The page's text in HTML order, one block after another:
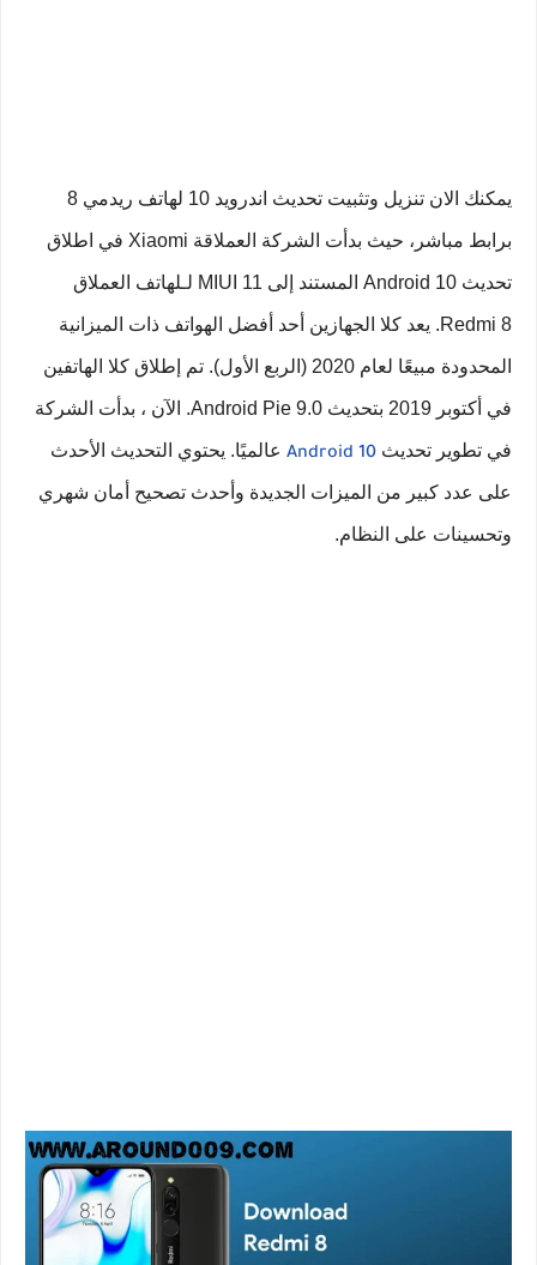
يمكنك الان تنزيل وتثبيت تحديث اندرويد 10 لهاتف ريدمي 8
برابط مباشر، حيث بدأت الشركة العملاقة Xiaomi في اطلاق
تحديث Android 10 المستند إلى MIUI 11 لـلهاتف العملاق
Redmi 8. يعد كلا الجهازين أحد أفضل الهواتف ذات الميزانية
المحدودة مبيعًا لعام 2020 (الربع الأول). تم إطلاق كلا الهاتفين
في أكتوبر 2019 بتحديث Android Pie 9.0. الآن ، بدأت الشركة
في تطوير تحديث عالميًا. يحتوي التحديث الأحدث
على عدد كبير من الميزات الجديدة وأحدث تصحيح أمان شهري
وتحسينات على النظام.